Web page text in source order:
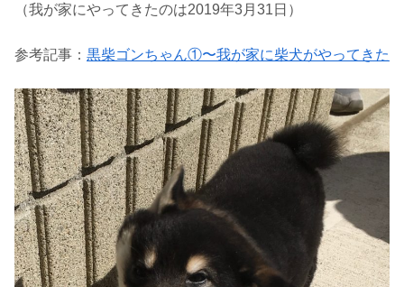
（我が家にやってきたのは2019年3月31日）
参考記事： 黒柴ゴンちゃん①〜我が家に柴犬がやってきた